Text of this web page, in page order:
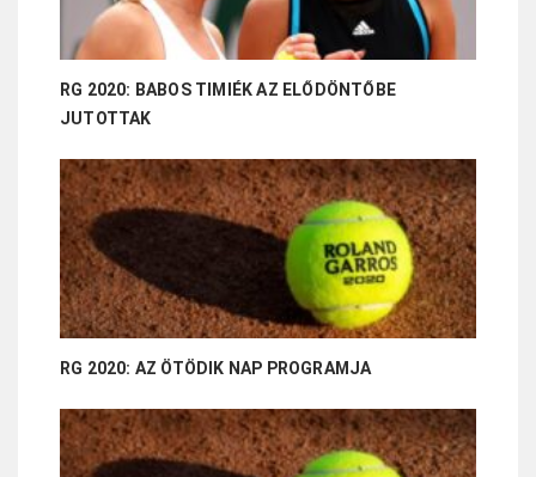
RG 2020: BABOS TIMIÉK AZ ELŐDÖNTŐBE
JUTOTTAK
RG 2020: AZ ÖTÖDIK NAP PROGRAMJA